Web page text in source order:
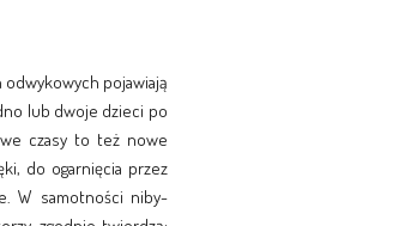
odwykowych pojawiają
lub dwoje dzieci po
czasy to też nowe
do ogarnięcia przez
W samotności niby-